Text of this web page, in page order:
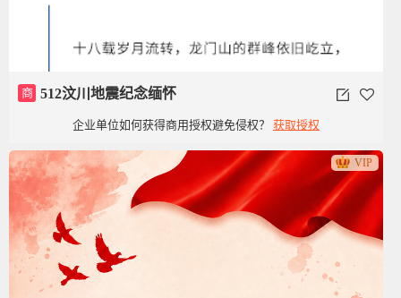
商 512汶川地震纪念缅怀
企业单位如何获得商用授权避免侵权？ 获取授权
VIP